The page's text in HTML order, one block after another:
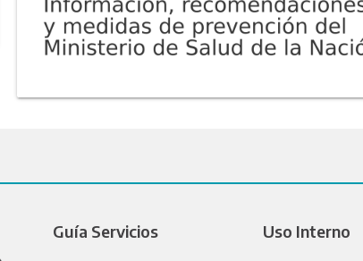
Guía Servicios Uso Interno